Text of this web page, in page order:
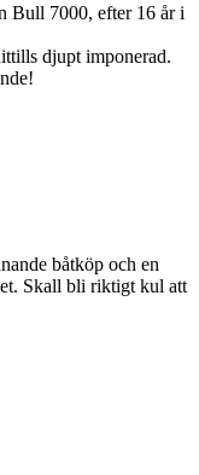
Bull 7000, efter 16 år i
djupt imponerad.
båtköp och en
Skall bli riktigt kul att